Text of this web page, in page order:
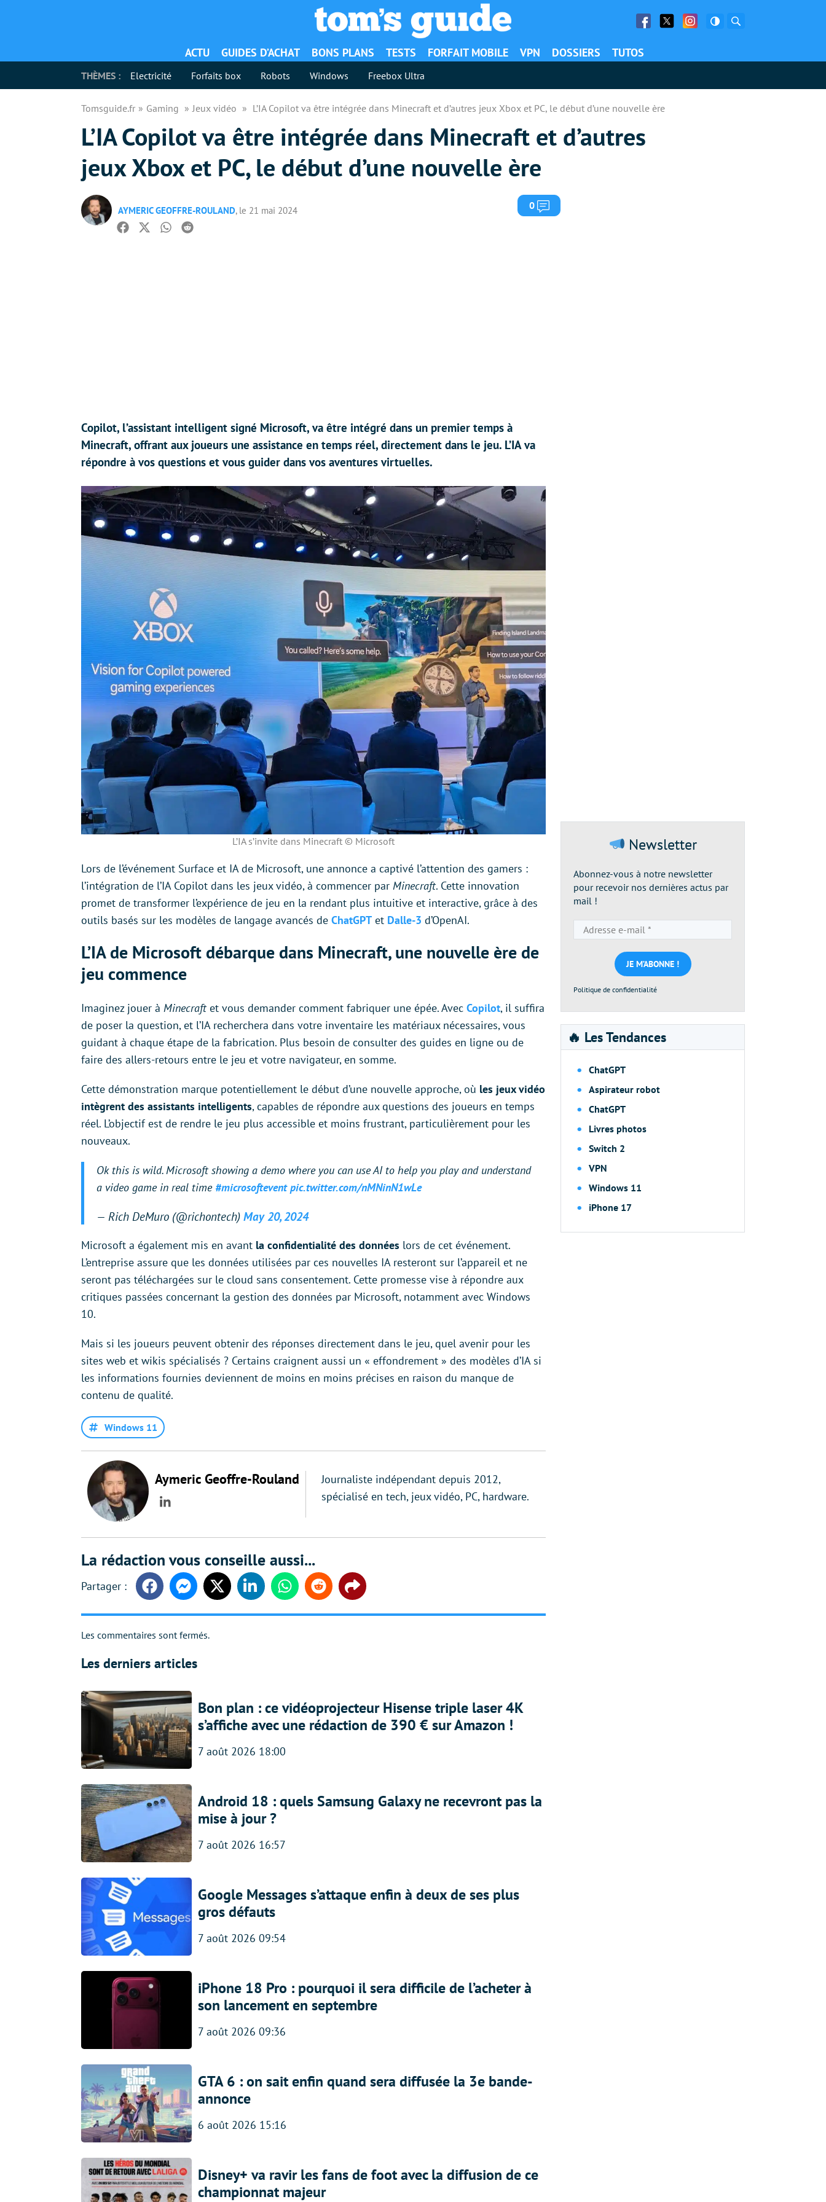
Facebook
Twitter Facebook
ACTU GUIDES D’ACHAT BONS PLANS TESTS FORFAIT MOBILE VPN DOSSIERS TUTOS
THÈMES : Electricité Forfaits box Robots Windows Freebox Ultra
Tomsguide.fr Gaming Jeux vidéo L’IA Copilot va être intégrée dans Minecraft et d’autres jeux Xbox et PC, le début d’une nouvelle ère
L’IA Copilot va être intégrée dans Minecraft et d’autres
jeux Xbox et PC, le début d’une nouvelle ère
AYMERIC GEOFFRE-ROULAND, le 21 mai 2024 0 Commentaires
Facebook
TwitterWhatsapp
Reddit
Copilot, l’assistant intelligent signé Microsoft, va être intégré dans un premier temps à
Minecraft, offrant aux joueurs une assistance en temps réel, directement dans le jeu. L’IA va
répondre à vos questions et vous guider dans vos aventures virtuelles.
L’IA s’invite dans Minecraft © Microsoft
Lors de l’événement Surface et IA de Microsoft, une annonce a captivé l’attention des gamers :
l’intégration de l’IA Copilot dans les jeux vidéo, à commencer par Minecraft. Cette innovation
promet de transformer l’expérience de jeu en la rendant plus intuitive et interactive, grâce à des
outils basés sur les modèles de langage avancés de ChatGPT et Dalle-3 d’OpenAI.
L’IA de Microsoft débarque dans Minecraft, une nouvelle ère de
jeu commence
Imaginez jouer à Minecraftet vous demander comment fabriquer une épée. Avec Copilot, il suffira
de poser la question, et l’IA recherchera dans votre inventaire les matériaux nécessaires, vous
guidant à chaque étape de la fabrication. Plus besoin de consulter des guides en ligne ou de
faire des allers-retours entre le jeu et votre navigateur, en somme.
Cette démonstration marque potentiellement le début d’une nouvelle approche, où les jeux vidéo
intègrent des assistants intelligents, capables de répondre aux questions des joueurs en temps
réel. L’objectif est de rendre le jeu plus accessible et moins frustrant, particulièrement pour les
nouveaux.
Ok this is wild. Microsoft showing a demo where you can use AI to help you play and understand
a video game in real time #microsoftevent pic.twitter.com/nMNinN1wLe
— Rich DeMuro (@richontech) May 20, 2024
Microsoft a également mis en avant la confidentialité des données lors de cet événement.
L’entreprise assure que les données utilisées par ces nouvelles IA resteront sur l’appareil et ne
seront pas téléchargées sur le cloud sans consentement. Cette promesse vise à répondre aux
critiques passées concernant la gestion des données par Microsoft, notamment avec Windows
10.
Mais si les joueurs peuvent obtenir des réponses directement dans le jeu, quel avenir pour les
sites web et wikis spécialisés ? Certains craignent aussi un « effondrement » des modèles d’IA si
les informations fournies deviennent de moins en moins précises en raison du manque de
contenu de qualité.
Windows 11
Aymeric Geoffre-Rouland
LinkedIn
Journaliste indépendant depuis 2012,
spécialisé en tech, jeux vidéo, PC, hardware.
La rédaction vous conseille aussi...
FacebookMessengerTwitter LinkedinWhatsappReddit Share
Les commentaires sont fermés.
Les derniers articles
Bon plan : ce vidéoprojecteur Hisense triple laser 4K
s’affiche avec une rédaction de 390 € sur Amazon !
7 août 2026 18:00
Android 18 : quels Samsung Galaxy ne recevront pas la
mise à jour ?
7 août 2026 16:57
Google Messages s’attaque enfin à deux de ses plus
gros défauts
7 août 2026 09:54
iPhone 18 Pro : pourquoi il sera difficile de l’acheter à
son lancement en septembre
7 août 2026 09:36
GTA 6 : on sait enfin quand sera diffusée la 3e bande-
annonce
6 août 2026 15:16
Disney+ va ravir les fans de foot avec la diffusion de ce
championnat majeur
Newsletter
Abonnez-vous à notre newsletter
pour recevoir nos dernières actus par
mail !
e-
mail
*
Politique de confidentialité
🔥 Les Tendances
ChatGPT
Aspirateur robot
ChatGPT
Livres photos
Switch 2
VPN
Windows 11
iPhone 17